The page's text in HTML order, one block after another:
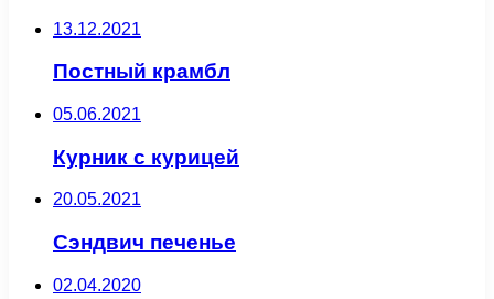
13.12.2021
Постный крамбл
05.06.2021
Курник с курицей
20.05.2021
Сэндвич печенье
02.04.2020